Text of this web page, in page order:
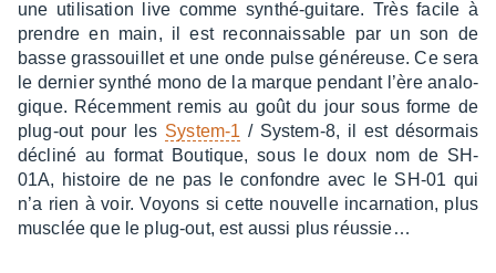
une utili­sa­tion live comme synthé-guitare. Très facile à
prendre en main, il est recon­nais­sable par un son de
basse gras­souillet et une onde pulse géné­reuse. Ce sera
le dernier synthé mono de la marque pendant l’ère analo­
gique. Récem­ment remis au goût du jour sous forme de
plug-out pour les System-1 / System-8, il est désor­mais
décliné au format Boutique, sous le doux nom de SH-
01A, histoire de ne pas le confondre avec le SH-01 qui
n’a rien à voir. Voyons si cette nouvelle incar­na­tion, plus
musclée que le plug-out, est aussi plus réus­sie…